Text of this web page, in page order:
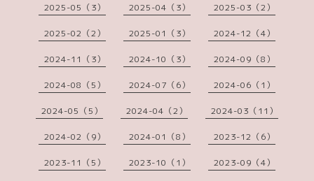
2025-05（3） 2025-04（3） 2025-03（2）
2025-02（2） 2025-01（3） 2024-12（4）
2024-11（3） 2024-10（3） 2024-09（8）
2024-08（5） 2024-07（6） 2024-06（1）
2024-05（5） 2024-04（2） 2024-03（11）
2024-02（9） 2024-01（8） 2023-12（6）
2023-11（5） 2023-10（1） 2023-09（4）